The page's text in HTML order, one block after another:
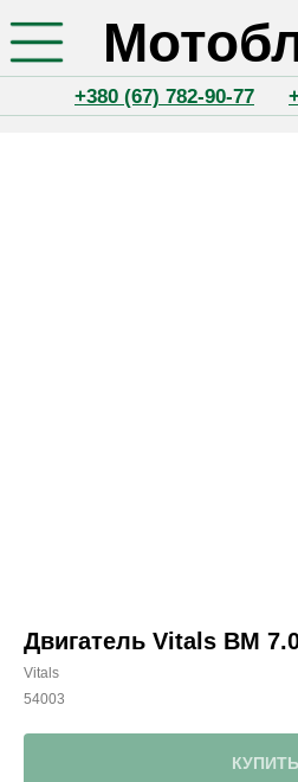
Мотоблок
Двигатель Vitals BM
Vitals
54003
КУПИТЬ